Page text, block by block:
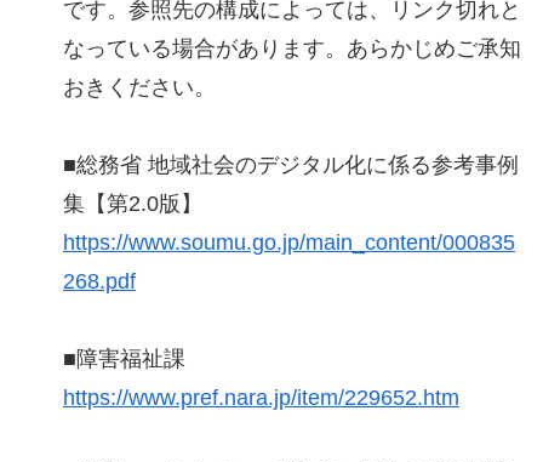
です。参照先の構成によっては、リンク切れと
なっている場合があります。あらかじめご承知
おきください。
■総務省 地域社会のデジタル化に係る参考事例
集【第2.0版】
https://www.soumu.go.jp/main_content/000835
268.pdf
■障害福祉課
https://www.pref.nara.jp/item/229652.htm